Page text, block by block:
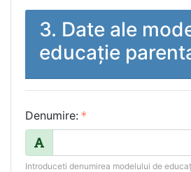
3. Date ale
educație
Denumire:
Introduceti denumirea modelului de